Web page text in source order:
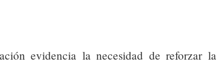
evidencia la necesidad de reforzar la